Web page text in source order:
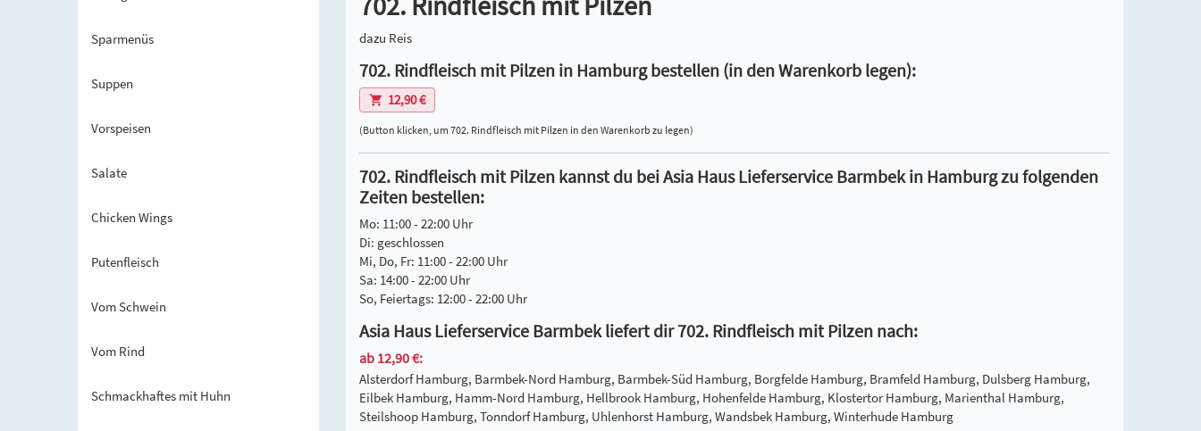
Sparmenüs
Suppen
Vorspeisen
Salate
Chicken Wings
Putenfleisch
Vom Schwein
Vom Rind
Schmackhaftes mit Huhn
dazu Reis
702. Rindfleisch mit Pilzen in Hamburg bestellen (in den Warenkorb legen):
12,90 €
(Button klicken, um 702. Rindfleisch mit Pilzen in den Warenkorb zu legen)
702. Rindfleisch mit Pilzen kannst du bei Asia Haus Lieferservice Barmbek in Hamburg zu folgenden
Zeiten bestellen:
Mo: 11:00 - 22:00 Uhr
Di: geschlossen
Mi, Do, Fr: 11:00 - 22:00 Uhr
Sa: 14:00 - 22:00 Uhr
So, Feiertags: 12:00 - 22:00 Uhr
Asia Haus Lieferservice Barmbek liefert dir 702. Rindfleisch mit Pilzen nach:
ab 12,90 €:
Alsterdorf Hamburg, Barmbek-Nord Hamburg, Barmbek-Süd Hamburg, Borgfelde Hamburg, Bramfeld Hamburg, Dulsberg Hamburg,
Eilbek Hamburg, Hamm-Nord Hamburg, Hellbrook Hamburg, Hohenfelde Hamburg, Klostertor Hamburg, Marienthal Hamburg,
Steilshoop Hamburg, Tonndorf Hamburg, Uhlenhorst Hamburg, Wandsbek Hamburg, Winterhude Hamburg